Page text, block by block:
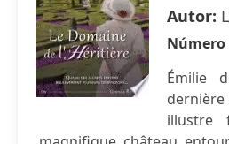
Autor:
Número
Émilie
dernière
illustre